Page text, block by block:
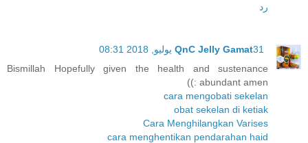
رد
QnC Jelly Gamat31 يوليو, 2018 08:31
Bismillah Hopefully given the health and sustenance
abundant amen :))
cara mengobati sekelan
obat sekelan di ketiak
Cara Menghilangkan Varises
cara menghentikan pendarahan haid